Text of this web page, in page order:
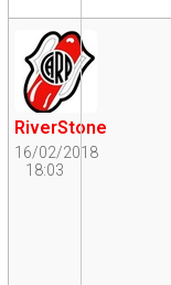
RiverStone
16/02/2018
18:03